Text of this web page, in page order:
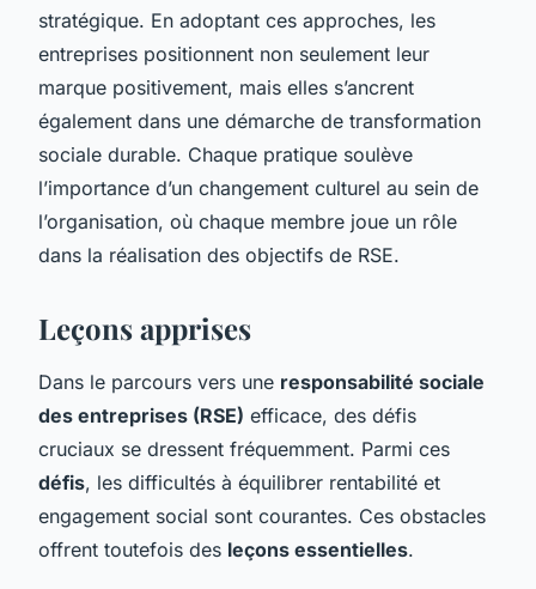
stratégique. En adoptant ces approches, les
entreprises positionnent non seulement leur
marque positivement, mais elles s’ancrent
également dans une démarche de transformation
sociale durable. Chaque pratique soulève
l’importance d’un changement culturel au sein de
l’organisation, où chaque membre joue un rôle
dans la réalisation des objectifs de RSE.
Leçons apprises
Dans le parcours vers une responsabilité sociale
des entreprises (RSE) efficace, des défis
cruciaux se dressent fréquemment. Parmi ces
défis, les difficultés à équilibrer rentabilité et
engagement social sont courantes. Ces obstacles
offrent toutefois des leçons essentielles.